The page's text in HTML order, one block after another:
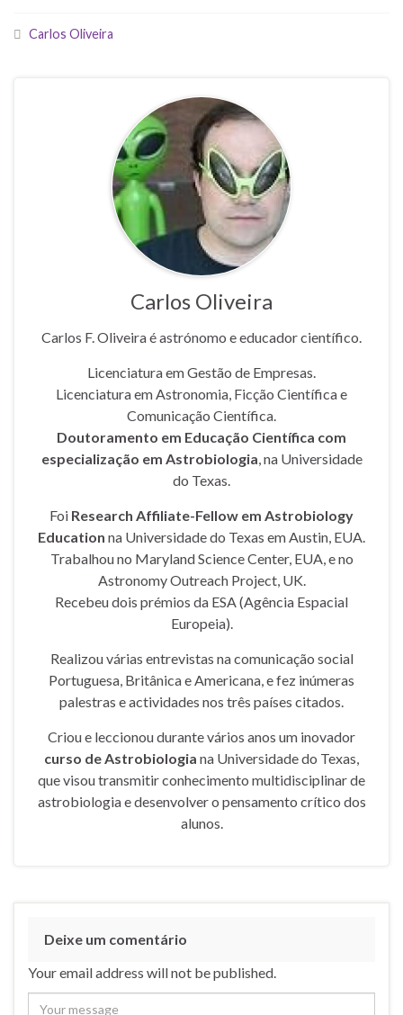
Carlos Oliveira
Carlos Oliveira
Carlos F. Oliveira é astrónomo e educador científico.
Licenciatura em Gestão de Empresas.
Licenciatura em Astronomia, Ficção Científica e
Comunicação Científica.
Doutoramento em Educação Científica com
especialização em Astrobiologia, na Universidade
do Texas.
Foi Research Affiliate-Fellow em Astrobiology
Education na Universidade do Texas em Austin, EUA.
Trabalhou no Maryland Science Center, EUA, e no
Astronomy Outreach Project, UK.
Recebeu dois prémios da ESA (Agência Espacial
Europeia).
Realizou várias entrevistas na comunicação social
Portuguesa, Britânica e Americana, e fez inúmeras
palestras e actividades nos três países citados.
Criou e leccionou durante vários anos um inovador
curso de Astrobiologia na Universidade do Texas,
que visou transmitir conhecimento multidisciplinar de
astrobiologia e desenvolver o pensamento crítico dos
alunos.
Deixe um comentário
Your email address will not be published.